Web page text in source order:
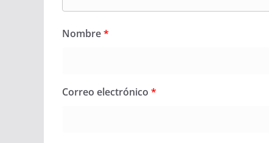
Nombre*
Correo electrónico *